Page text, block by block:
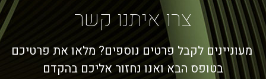
צרו איתנו קשר
מעוניינים לקבל פרטים נוספים? מלאו את פרטיכם
בטופס הבא ואנו נחזור אליכם בהקדם